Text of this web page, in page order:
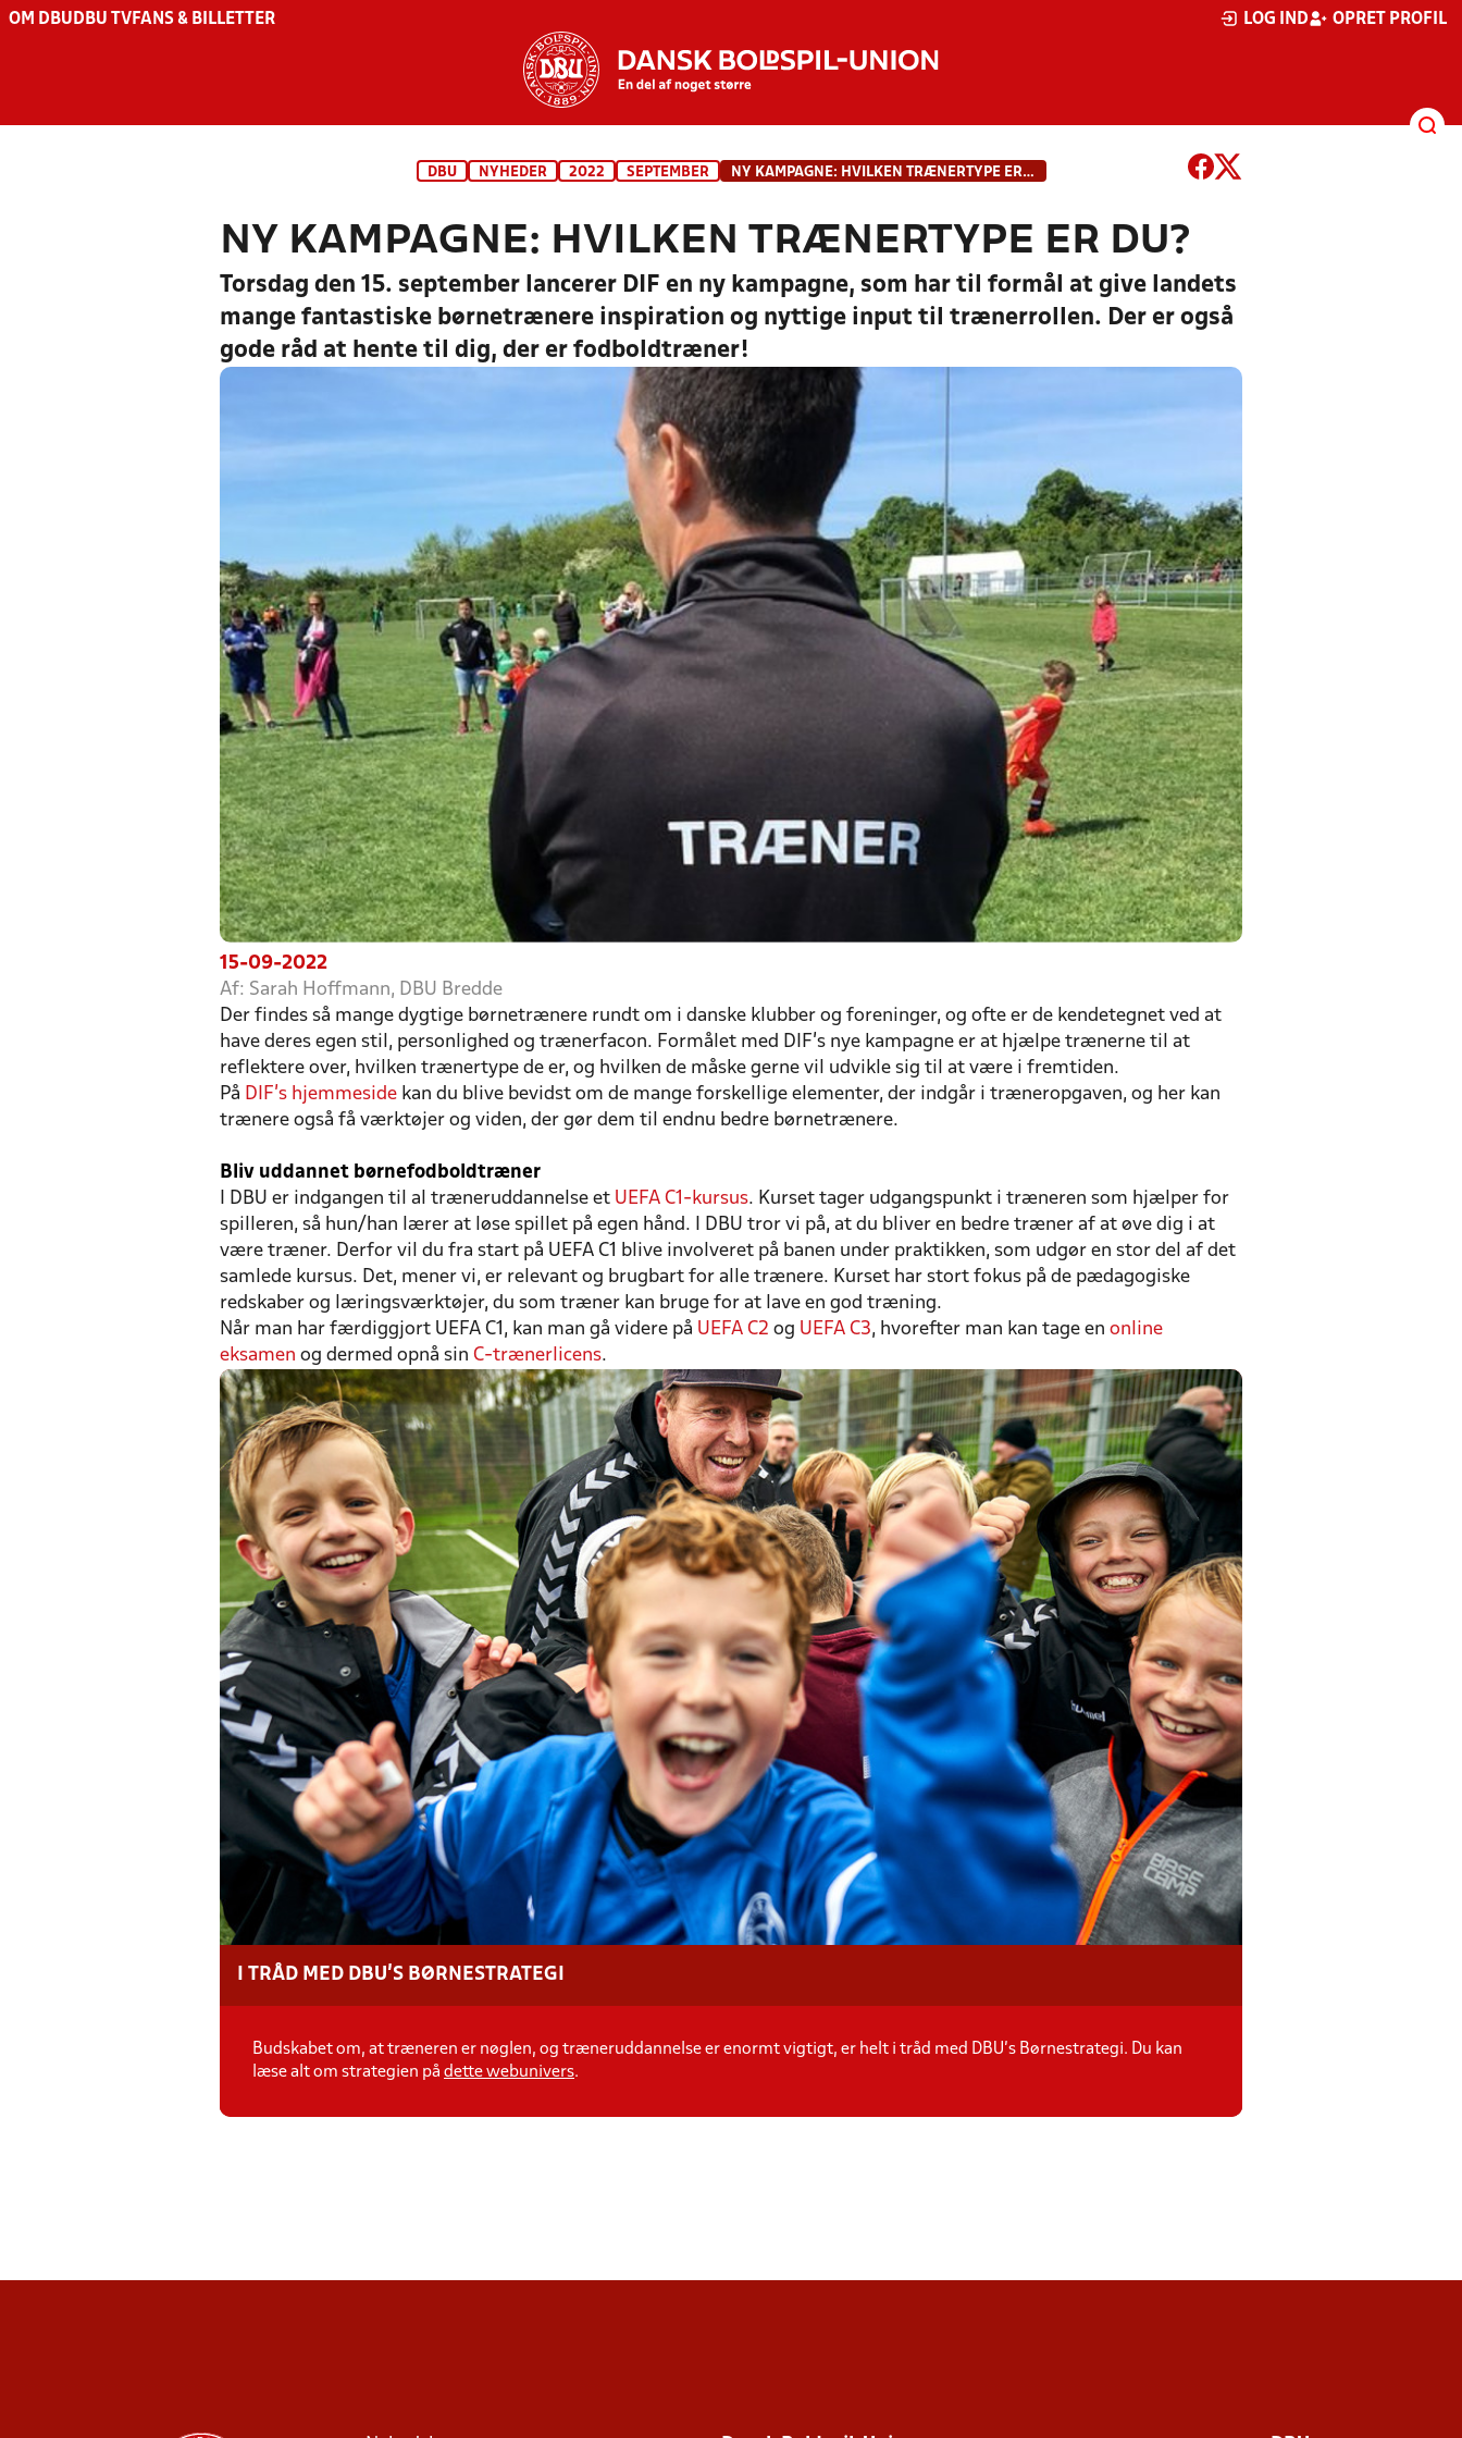
OM DBU DBU TV FANS & BILLETTER LOG IND OPRET PROFIL
DBU NYHEDER 2022 SEPTEMBER NY KAMPAGNE: HVILKEN TRÆNERTYPE ER DU?
NY KAMPAGNE: HVILKEN TRÆNERTYPE ER DU?
Torsdag den 15. september lancerer DIF en ny kampagne, som har til formål at give landets
mange fantastiske børnetrænere inspiration og nyttige input til trænerrollen. Der er også
gode råd at hente til dig, der er fodboldtræner!
15-09-2022
Af: Sarah Hoffmann, DBU Bredde
Der findes så mange dygtige børnetrænere rundt om i danske klubber og foreninger, og ofte er de kendetegnet ved at
have deres egen stil, personlighed og trænerfacon. Formålet med DIF's nye kampagne er at hjælpe trænerne til at
reflektere over, hvilken trænertype de er, og hvilken de måske gerne vil udvikle sig til at være i fremtiden.
På DIF’s hjemmeside kan du blive bevidst om de mange forskellige elementer, der indgår i træneropgaven, og her kan
trænere også få værktøjer og viden, der gør dem til endnu bedre børnetrænere.
Bliv uddannet børnefodboldtræner
I DBU er indgangen til al træneruddannelse et UEFA C1-kursus. Kurset tager udgangspunkt i træneren som hjælper for
spilleren, så hun/han lærer at løse spillet på egen hånd. I DBU tror vi på, at du bliver en bedre træner af at øve dig i at
være træner. Derfor vil du fra start på UEFA C1 blive involveret på banen under praktikken, som udgør en stor del af det
samlede kursus. Det, mener vi, er relevant og brugbart for alle trænere. Kurset har stort fokus på de pædagogiske
redskaber og læringsværktøjer, du som træner kan bruge for at lave en god træning.
Når man har færdiggjort UEFA C1, kan man gå videre på UEFA C2 og UEFA C3, hvorefter man kan tage en online
eksamen og dermed opnå sin C-trænerlicens.
I TRÅD MED DBU’S BØRNESTRATEGI
Budskabet om, at træneren er nøglen, og træneruddannelse er enormt vigtigt, er helt i tråd med DBU’s Børnestrategi. Du kan
læse alt om strategien på dette webunivers.